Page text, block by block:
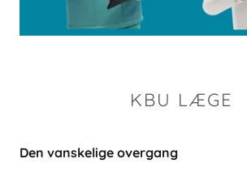
KBU LÆGE
Den vanskelige overgang